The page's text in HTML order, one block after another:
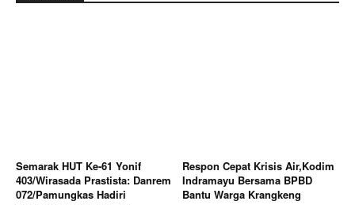
Semarak HUT Ke-61 Yonif
403/Wirasada Prastista: Danrem
072/Pamungkas Hadiri
Respon Cepat Krisis Air,Kodim
Indramayu Bersama BPBD
Bantu Warga Krangkeng